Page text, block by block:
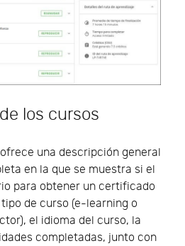
los cursos
una descripción general
en la que se muestra si el
para obtener un certificado
de curso (e-learning o
el idioma del curso, la
completadas, junto con